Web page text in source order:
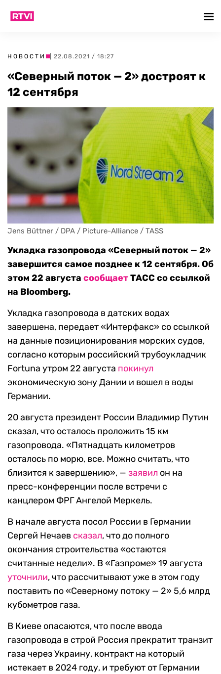
НОВОСТИ | 22.08.2021 / 18:27
«Северный поток — 2» достроят к
12 сентября
Jens Büttner / DPA / Picture-Alliance / TASS
Укладка газопровода «Северный поток — 2»
завершится самое позднее к 12 сентября. Об
этом 22 августа сообщаетТАСС со ссылкой
на Bloomberg.
Укладка газопровода в датских водах
завершена, передает «Интерфакс» со ссылкой
на данные позиционирования морских судов,
согласно которым российский трубоукладчик
Fortuna утром 22 августа покинул
экономическую зону Дании и вошел в воды
Германии.
20 августа президент России Владимир Путин
сказал, что осталось проложить 15 км
газопровода. «Пятнадцать километров
осталось по морю, все. Можно считать, что
близится к завершению», — заявил он на
пресс-конференции после встречи с
канцлером ФРГ Ангелой Меркель.
В начале августа посол России в Германии
Сергей Нечаев сказал, что до полного
окончания строительства «остаются
считанные недели». В «Газпроме» 19 августа
уточнили, что рассчитывают уже в этом году
поставить по «Северному потоку — 2» 5,6 млрд
кубометров газа.
В Киеве опасаются, что после ввода
газопровода в строй Россия прекратит транзит
газа через Украину, контракт на который
истекает в 2024 году, и требуют от Германии